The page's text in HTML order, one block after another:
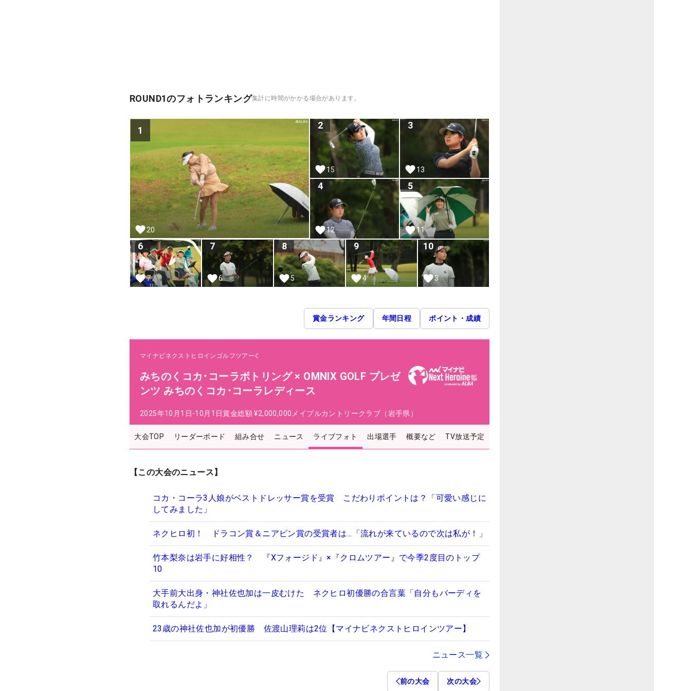
ROUND1のフォトランキング集計に時間がかかる場合があります。
1
20
2
15
3
13
4
12
5
11
6
7
7
6
8
5
9
4
10
3
賞金ランキング 年間日程 ポイント・成績
マイナビネクストヒロインゴルフツアー
みちのくコカ･コーラボトリング × OMNIX GOLF プレゼ
ンツ みちのくコカ･コーラレディース
2025年10月1日-10月1日賞金総額 ¥2,000,000メイプルカントリークラブ（岩手県）
大会TOP リーダーボード 組み合せ ニュース ライブフォト 出場選手 概要など TV放送予定
【この大会のニュース】
コカ・コーラ3人娘がベストドレッサー賞を受賞 こだわりポイントは？「可愛い感じに
してみました」
ネクヒロ初！ ドラコン賞＆ニアピン賞の受賞者は…「流れが来ているので次は私が！」
竹本梨奈は岩手に好相性？ 『Xフォージド』×『クロムツアー』で今季2度目のトップ
10
大手前大出身・神社佐也加は一皮むけた ネクヒロ初優勝の合言葉「自分もバーディを
取れるんだよ」
23歳の神社佐也加が初優勝 佐渡山理莉は2位【マイナビネクストヒロインツアー】
ニュース一覧
前の大会 次の大会